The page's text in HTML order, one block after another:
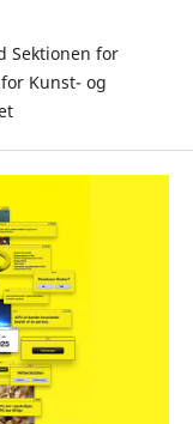
Sektionen for
Kunst- og